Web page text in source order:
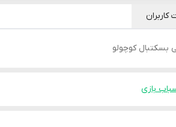
کاربران
بسکتبال کوچولو
بازی